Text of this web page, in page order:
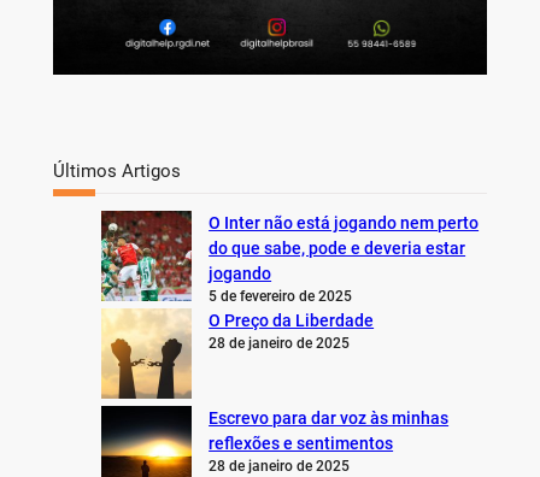
Últimos Artigos
O Inter não está jogando nem perto
do que sabe, pode e deveria estar
jogando
5 de fevereiro de 2025
O Preço da Liberdade
28 de janeiro de 2025
Escrevo para dar voz às minhas
reflexões e sentimentos
28 de janeiro de 2025